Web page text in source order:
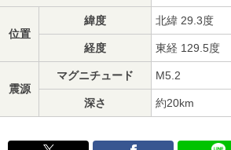
位置
緯度 北緯 29.3度
経度 東経 129.5度
震源
マグニチュード M5.2
深さ 約20km